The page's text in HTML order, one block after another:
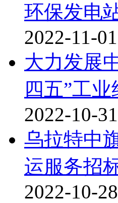
环保发电
2022-11-01
大力发展
四五”工
2022-10-31
乌拉特中
运服务招
2022-10-28